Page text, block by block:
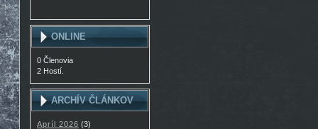
ONLINE
0 Členovia
2 Hostí.
ARCHÍV ČLÁNKOV
Apríl 2026 (3)